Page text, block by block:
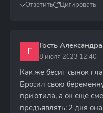
Ответить Цитировать
Г Гость Александра
8 июля 2023 12:40
Как же бесит сынок
Бросил свою
приютила, а он ещё
предъявлять: 2 дня